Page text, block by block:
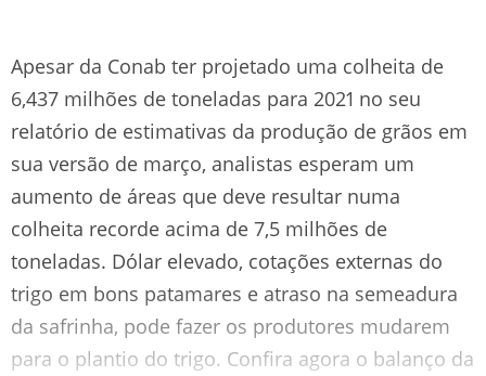
Apesar da Conab ter projetado uma colheita de
6,437 milhões de toneladas para 2021 no seu
relatório de estimativas da produção de grãos em
sua versão de março, analistas esperam um
aumento de áreas que deve resultar numa
colheita recorde acima de 7,5 milhões de
toneladas. Dólar elevado, cotações externas do
trigo em bons patamares e atraso na semeadura
da safrinha, pode fazer os produtores mudarem
para o plantio do trigo. Confira agora o balanço da